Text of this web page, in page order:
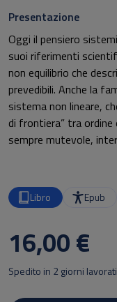
Presentazione
Oggi il pensiero
suoi riferimenti
non equilibrio che
prevedibili. Anche la
sistema non lineare,
di frontiera” tra ordine
sempre mutevole,
mantenendo aperto il
sostituendo all’ideale
attenti a falsificarle che
Libro Epub
16,00 €
Spedito in 2 giorni